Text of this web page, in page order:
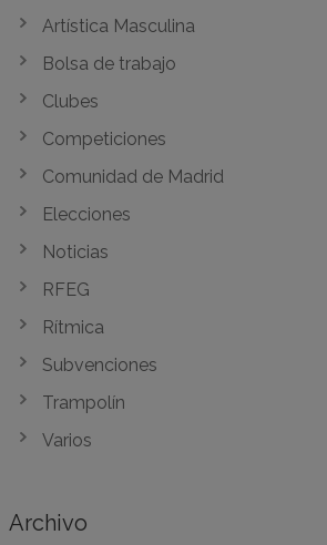
Artística Masculina
Bolsa de trabajo
Clubes
Competiciones
Comunidad de Madrid
Elecciones
Noticias
RFEG
Rítmica
Subvenciones
Trampolín
Varios
Archivo